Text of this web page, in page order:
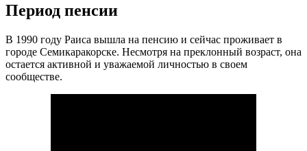
Период пенсии
В 1990 году Раиса вышла на пенсию и сейчас проживает в
городе Семикаракорске. Несмотря на преклонный возраст, она
остается активной и уважаемой личностью в своем
сообществе.